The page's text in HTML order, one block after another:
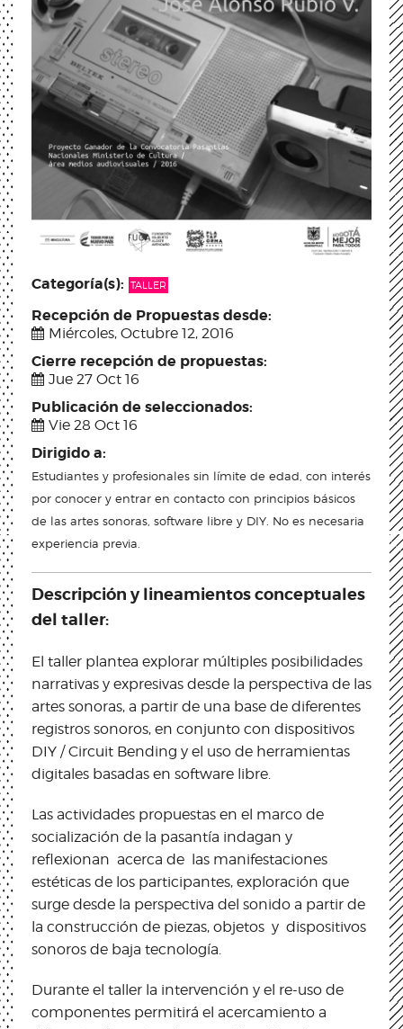
Categoría(s): TALLER
Recepción de Propuestas desde:
Miércoles, Octubre 12, 2016
Cierre recepción de propuestas:
Jue 27 Oct 16
Publicación de seleccionados:
Vie 28 Oct 16
Dirigido a:
Estudiantes y profesionales sin límite de edad, con interés
por conocer y entrar en contacto con principios básicos
de las artes sonoras, software libre y DIY. No es necesaria
experiencia previa.
Descripción y lineamientos conceptuales
del taller:
El taller plantea explorar múltiples posibilidades
narrativas y expresivas desde la perspectiva de las
artes sonoras, a partir de una base de diferentes
registros sonoros, en conjunto con dispositivos
DIY / Circuit Bending y el uso de herramientas
digitales basadas en software libre.
Las actividades propuestas en el marco de
socialización de la pasantía indagan y
reflexionan acerca de las manifestaciones
estéticas de los participantes, exploración que
surge desde la perspectiva del sonido a partir de
la construcción de piezas, objetos y dispositivos
sonoros de baja tecnología.
Durante el taller la intervención y el re-uso de
componentes permitirá el acercamiento a